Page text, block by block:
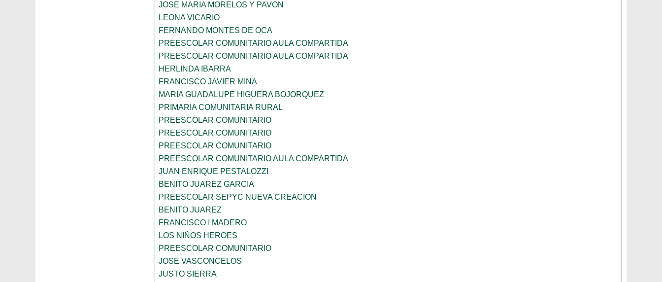
JOSE MARIA MORELOS Y PAVON
LEONA VICARIO
FERNANDO MONTES DE OCA
PREESCOLAR COMUNITARIO AULA COMPARTIDA
PREESCOLAR COMUNITARIO AULA COMPARTIDA
HERLINDA IBARRA
FRANCISCO JAVIER MINA
MARIA GUADALUPE HIGUERA BOJORQUEZ
PRIMARIA COMUNITARIA RURAL
PREESCOLAR COMUNITARIO
PREESCOLAR COMUNITARIO
PREESCOLAR COMUNITARIO
PREESCOLAR COMUNITARIO AULA COMPARTIDA
JUAN ENRIQUE PESTALOZZI
BENITO JUAREZ GARCIA
PREESCOLAR SEPYC NUEVA CREACION
BENITO JUAREZ
FRANCISCO I MADERO
LOS NIÑOS HEROES
PREESCOLAR COMUNITARIO
JOSE VASCONCELOS
JUSTO SIERRA